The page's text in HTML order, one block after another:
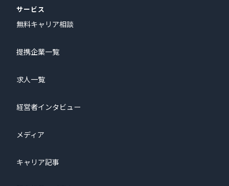
サービス
無料キャリア相談
提携企業一覧
求人一覧
経営者インタビュー
メディア
キャリア記事